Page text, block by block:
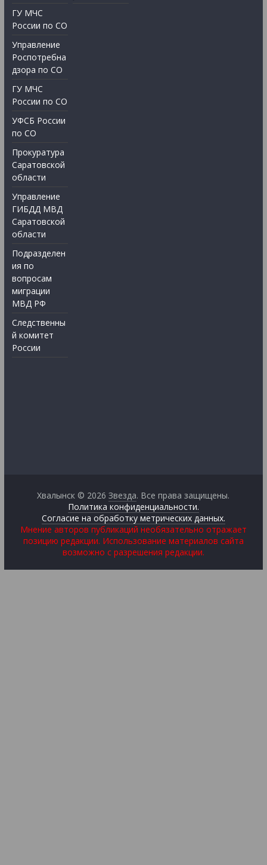
ГУ МЧС
России по СО
Управление
Роспотребна
дзора по СО
ГУ МЧС
России по СО
УФСБ России
по СО
Прокуратура
Саратовской
области
Управление
ГИБДД МВД
Саратовской
области
Подразделен
ия по
вопросам
миграции
МВД РФ
Следственны
й комитет
России
Хвалынск © 2026Звезда. Все права защищены.
Политика конфиденциальности.
Согласие на обработку метрических данных.
Мнение авторов публикаций необязательно отражает
позицию редакции. Использование материалов сайта
возможно с разрешения редакции.